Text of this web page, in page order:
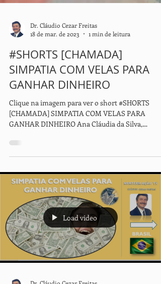
18 de mar. de 2023
1 min de leitura
#SHORTS [CHAMADA]
SIMPATIA COM VELAS PARA
GANHAR DINHEIRO
Clique na imagem para ver o short #SHORTS
GANHAR DINHEIRO Ana Cláudia da Silva,
terapeuta holística,...
Load video